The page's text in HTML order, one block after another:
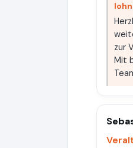
zur
Mit